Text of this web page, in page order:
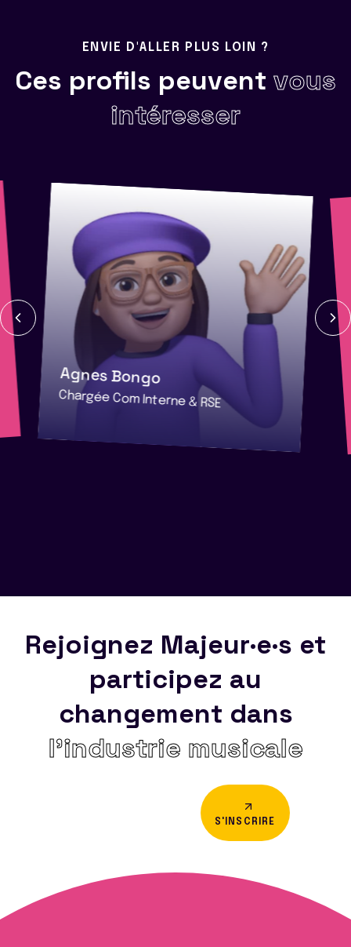
ENVIE D'ALLER PLUS LOIN ?
Ces profils peuvent vous
intéresser
Agnes Bongo
Chargée Com Interne & RSE
Rejoignez Majeur·e·s et
participez au
changement dans
l’industrie musicale
S'INSCRIRE